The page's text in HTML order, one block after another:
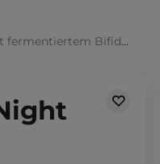
Bifida-Lysat - 40g